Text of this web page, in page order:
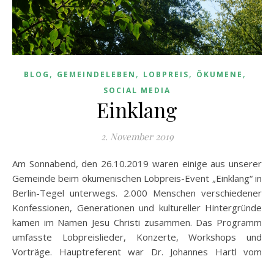
BLOG , GEMEINDELEBEN , LOBPREIS, ÖKUMENE ,
SOCIAL MEDIA
Einklang
2. November 2019
Am Sonnabend, den 26.10.2019 waren einige aus unserer
Gemeinde beim ökumenischen Lobpreis-Event „Einklang“ in
Berlin-Tegel unterwegs. 2.000 Menschen verschiedener
Konfessionen, Generationen und kultureller Hintergründe
kamen im Namen Jesu Christi zusammen. Das Programm
umfasste Lobpreislieder, Konzerte, Workshops und
Vorträge. Hauptreferent war Dr. Johannes Hartl vom